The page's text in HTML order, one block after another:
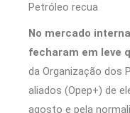
Petróleo recua
No mercado
fecharam em leve
da Organização dos
aliados (Opep+) de
agosto e pela